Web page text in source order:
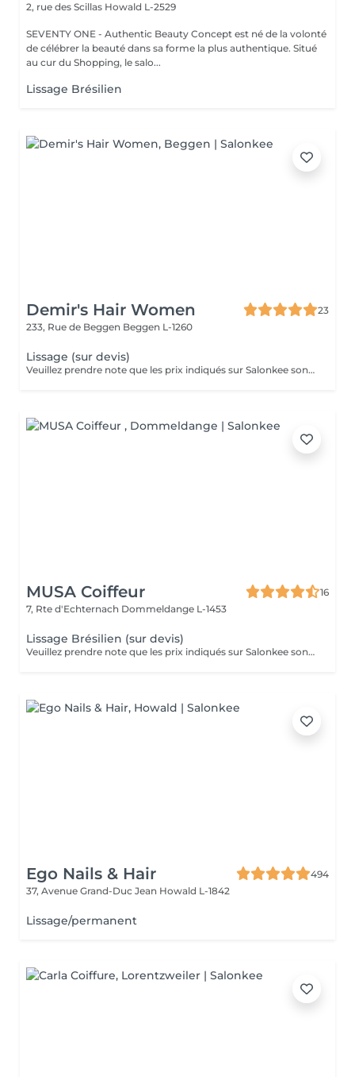
2, rue des Scillas Howald L-2529
SEVENTY ONE - Authentic Beauty Concept est né de la volonté
de célébrer la beauté dans sa forme la plus authentique. Situé
au cur du Shopping, le salo...
Lissage Brésilien
Demir's Hair Women
23
233, Rue de Beggen Beggen L-1260
Lissage (sur devis)
Veuillez prendre note que les prix indiqués sur Salonkee sont communiqués à titre informatif et s'entendent de base. Ces derniers sont susceptibles de varier selon le diagnostic réalisé à votre arrivée au salon et l'expertise du professionnel à qui vous confiez votre beauté. Dans tous les cas, un devis précis vous sera proposé et toutes réalisations de prestations seront effectuées avec votre accord. Un grand merci d'avance pour votre compréhension. Au plaisir de vous recevoir très vite.
MUSA Coiffeur
16
7, Rte d'Echternach Dommeldange L-1453
Lissage Brésilien (sur devis)
Veuillez prendre note que les prix indiqués sur Salonkee sont communiqués à titre informatif et s'entendent de base. Ces derniers sont susceptibles de varier selon le diagnostic réalisé à votre arrivée au salon et l'expertise du professionnel à qui vous confiez votre beauté. Dans tous les cas, un devis précis vous sera proposé et toutes réalisations de prestations seront effectuées avec votre accord. Un grand merci d'avance pour votre compréhension. Au plaisir de vous recevoir très vite.
Ego Nails & Hair
494
37, Avenue Grand-Duc Jean Howald L-1842
Lissage/permanent